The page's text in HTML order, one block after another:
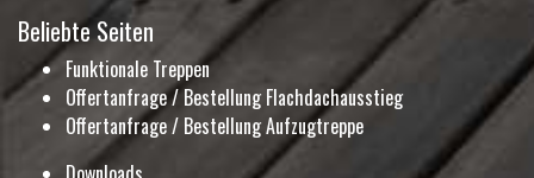
Beliebte Seiten
Funktionale Treppen
Offertanfrage / Bestellung Flachdachausstieg
Offertanfrage / Bestellung Aufzugtreppe